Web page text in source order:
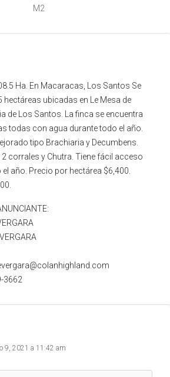
M2
Ha. En Macaracas, Los Santos Se
hectáreas ubicadas en Le Mesa de
de Los Santos. La finca se encuentra
todas con agua durante todo el año.
tipo Brachiaria y Decumbens.
corrales y Chutra. Tiene fácil acceso
año. Precio por hectárea $6,400.
3662
9, 2021 a 11:42 am